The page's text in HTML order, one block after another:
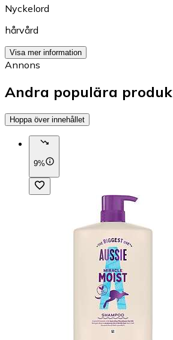
Nyckelord
hårvård
Visa mer information
Annons
Andra populära
Hoppa över innehållet
9%